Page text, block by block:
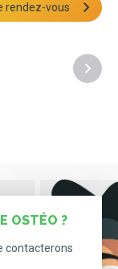
rendez-vous
OSTÉO ?
contacterons